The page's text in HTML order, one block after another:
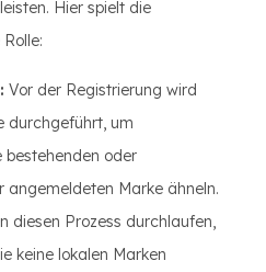
Hier spielt die
Vor der Registrierung wird
durchgeführt, um
bestehenden oder
angemeldeten Marke ähneln.
diesen Prozess durchlaufen,
keine lokalen Marken